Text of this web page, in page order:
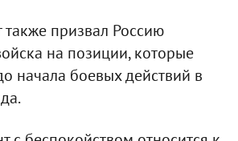
призвал Россию
на позиции, которые
начала боевых действий в